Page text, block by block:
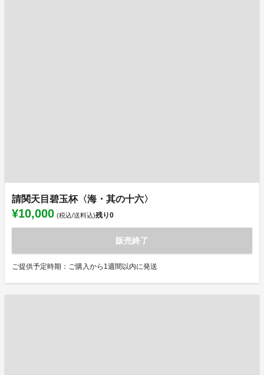
請関天目碧玉杯〈海・其の十六〉
¥10,000 (税込/送料込)残り0
販売終了
ご提供予定時期：ご購入から1週間以内に発送